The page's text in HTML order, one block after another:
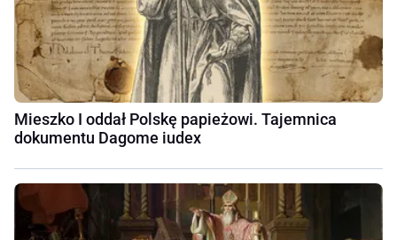
Mieszko I oddał Polskę papieżowi. Tajemnica
dokumentu Dagome iudex